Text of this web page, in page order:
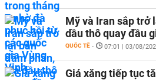
Mỹ và Iran sắp trở
dầu thô quay đầu
QUỐC TẾ - 07:01 | 03/08/
Giá xăng tiếp tục